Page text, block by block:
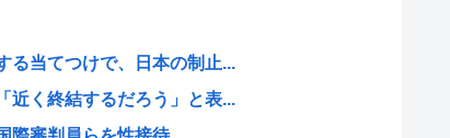
る当てつけで、日本の制止...
近く終結するだろう」と表...